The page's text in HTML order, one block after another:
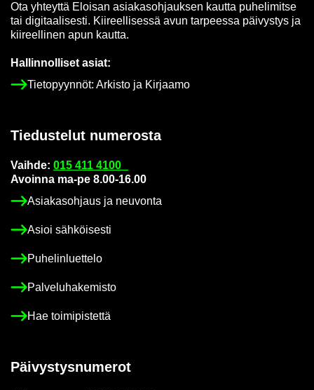
Ota yh­teyt­tä Eloi­san asia­kas­oh­jauk­sen kaut­ta pu­he­li­mit­se
tai di­gi­taa­li­ses­ti. Kii­reel­li­ses­sä avun tar­pees­sa päi­vys­tys ja
kii­reel­li­nen apun kaut­ta.
Hal­lin­nol­li­set asiat:
Tie­to­pyyn­nöt: Ar­kis­to ja Kir­jaa­mo
Tie­dus­te­lut nu­me­ros­ta
Vaih­de: 015 411 4100
Avoin­na ma-pe 8.00-16.00
Asia­kas­oh­jaus ja neu­von­ta
Asioi säh­köi­ses­ti
Pu­he­lin­luet­te­lo
Pal­ve­lu­ha­ke­mis­to
Hae toi­mi­pis­tet­tä
Päi­vys­tys­nu­me­rot